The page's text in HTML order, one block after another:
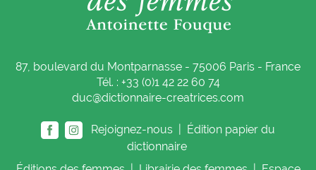
87, boulevard du Montparnasse - 75006 Paris - France
Tél. : +33 (0)1 42 22 60 74
duc@dictionnaire-creatrices.com
Rejoignez-nous |
Édition papier du
dictionnaire